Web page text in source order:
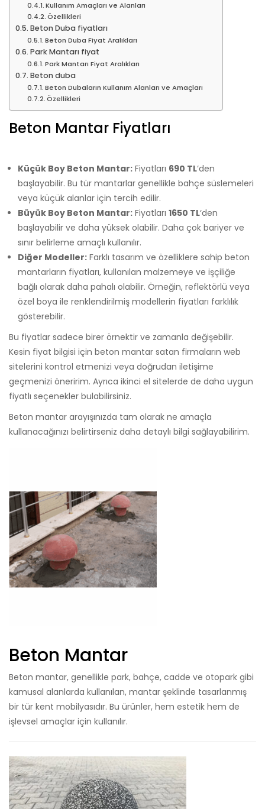
Kullanım Amaçları ve Alanları
Özellikleri
Beton Duba fiyatları
Beton Duba Fiyat Aralıkları
Park Mantarı fiyat
Park Mantarı Fiyat Aralıkları
Beton duba
Beton Dubaların Kullanım Alanları ve Amaçları
Özellikleri
Beton Mantar Fiyatları
Küçük Boy Beton Mantar: Fiyatları 690 TL‘den
başlayabilir. Bu tür mantarlar genellikle bahçe süslemeleri
veya küçük alanlar için tercih edilir.
Büyük Boy Beton Mantar: Fiyatları 1650 TL‘den
başlayabilir ve daha yüksek olabilir. Daha çok bariyer ve
sınır belirleme amaçlı kullanılır.
Diğer Modeller: Farklı tasarım ve özelliklere sahip beton
mantarların fiyatları, kullanılan malzemeye ve işçiliğe
bağlı olarak daha pahalı olabilir. Örneğin, reflektörlü veya
özel boya ile renklendirilmiş modellerin fiyatları farklılık
gösterebilir.
Bu fiyatlar sadece birer örnektir ve zamanla değişebilir.
Kesin fiyat bilgisi için beton mantar satan firmaların web
sitelerini kontrol etmenizi veya doğrudan iletişime
geçmenizi öneririm. Ayrıca ikinci el sitelerde de daha uygun
fiyatlı seçenekler bulabilirsiniz.
Beton mantar arayışınızda tam olarak ne amaçla
kullanacağınızı belirtirseniz daha detaylı bilgi sağlayabilirim.
Beton Mantar
Beton mantar, genellikle park, bahçe, cadde ve otopark gibi
kamusal alanlarda kullanılan, mantar şeklinde tasarlanmış
bir tür kent mobilyasıdır. Bu ürünler, hem estetik hem de
işlevsel amaçlar için kullanılır.